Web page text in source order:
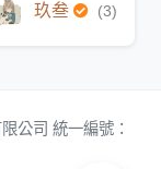
玖叁 (3)
公司 統一編號：